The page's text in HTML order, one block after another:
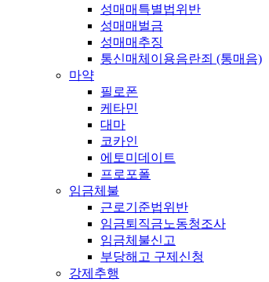
성매매특별법위반
성매매벌금
성매매추징
통신매체이용음란죄 (통매음)
마약
필로폰
케타민
대마
코카인
에토미데이트
프로포폴
임금체불
근로기준법위반
임금퇴직금노동청조사
임금체불신고
부당해고 구제신청
강제추행